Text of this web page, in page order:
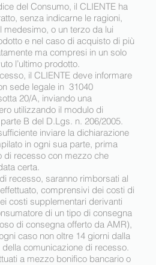
del Consumo, il CLIENTE ha
senza indicarne le ragioni,
medesimo, o un terzo da lui
e nel caso di acquisto di più
ma compresi in un solo
l’ultimo prodotto.
il CLIENTE deve informare
sede legale in 31040
20/A, inviando una
utilizzando il modulo di
B del D.Lgs. n. 206/2005.
inviare la dichiarazione
in ogni sua parte, prima
di recesso con mezzo che
certa.
recesso, saranno rimborsati al
comprensivi dei costi di
costi supplementari derivanti
di un tipo di consegna
di consegna offerto da AMR),
caso non oltre 14 giorni dalla
comunicazione di recesso.
a mezzo bonifico bancario o